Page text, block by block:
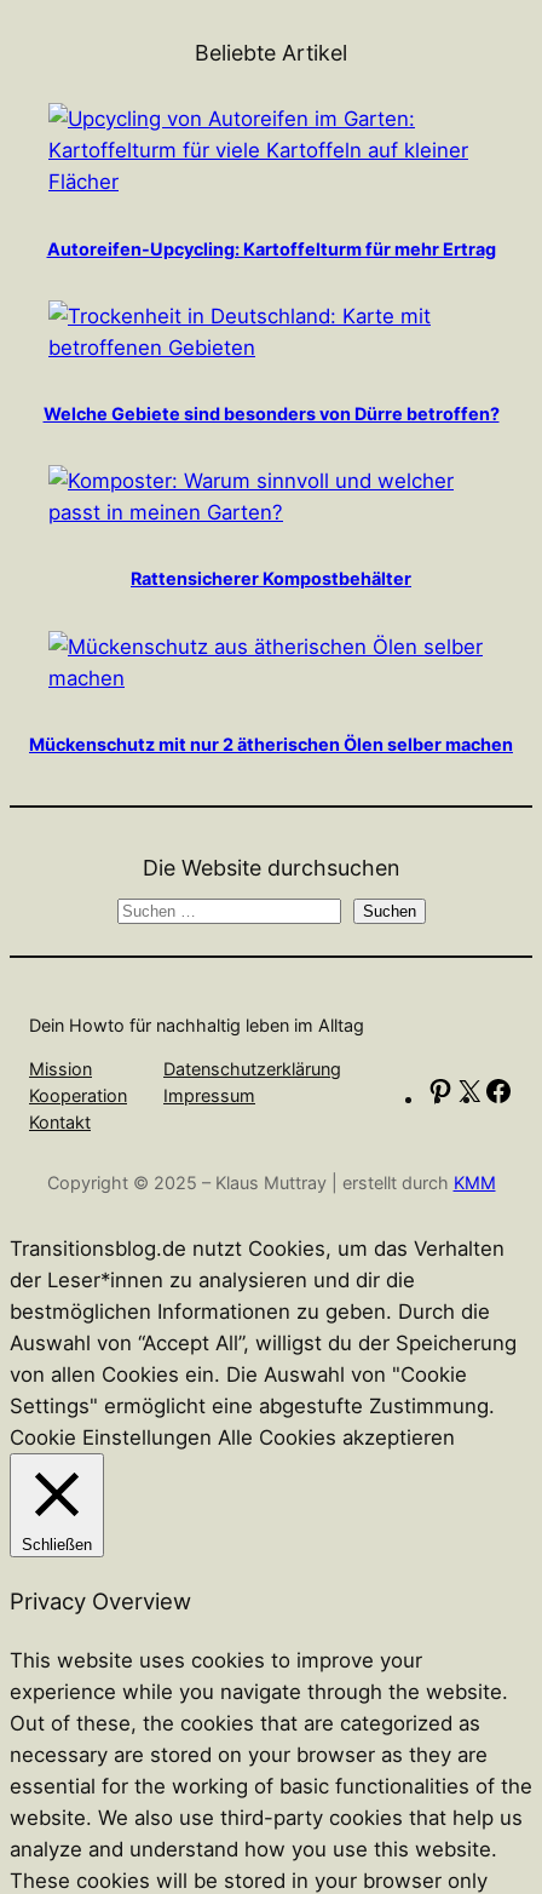
Beliebte Artikel
Autoreifen-Upcycling: Kartoffelturm für mehr Ertrag
Welche Gebiete sind besonders von Dürre betroffen?
Rattensicherer Kompostbehälter
Mückenschutz mit nur 2 ätherischen Ölen selber machen
Die Website durchsuchen
S
e
Suchen
Dein Howto für nachhaltig leben im Alltag
Mission
Kooperation
Kontakt
Datenschutzerklärung
Impressum
P
t
r
s
t
X
Copyright © 2025 – Klaus Muttray | erstellt durch KMM
Transitionsblog.de nutzt Cookies, um das Verhalten
der Leser*innen zu analysieren und dir die
bestmöglichen Informationen zu geben. Durch die
Auswahl von “Accept All”, willigst du der Speicherung
von allen Cookies ein. Die Auswahl von "Cookie
Settings" ermöglicht eine abgestufte Zustimmung.
Cookie Einstellungen Alle Cookies akzeptieren
Schließen
Privacy Overview
This website uses cookies to improve your
experience while you navigate through the website.
Out of these, the cookies that are categorized as
necessary are stored on your browser as they are
essential for the working of basic functionalities of the
website. We also use third-party cookies that help us
analyze and understand how you use this website.
These cookies will be stored in your browser only